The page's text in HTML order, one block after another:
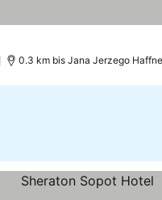
0.3 km bis Jana Jerzego